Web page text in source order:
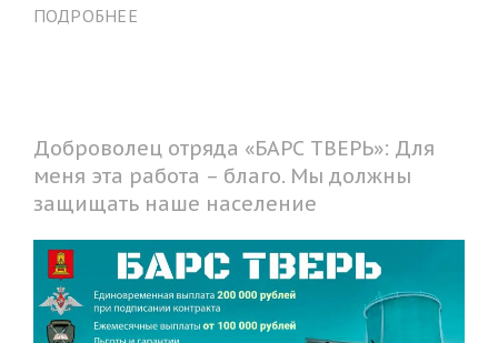
ПОДРОБНЕЕ
Доброволец отряда «БАРС ТВЕРЬ»: Для
меня эта работа – благо. Мы должны
защищать наше население